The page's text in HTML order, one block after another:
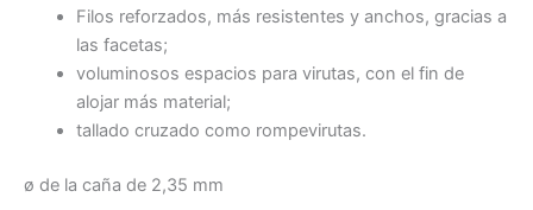
Filos reforzados, más resistentes y anchos, gracias a
las facetas;
voluminosos espacios para virutas, con el fin de
alojar más material;
tallado cruzado como rompevirutas.
ø de la caña de 2,35 mm